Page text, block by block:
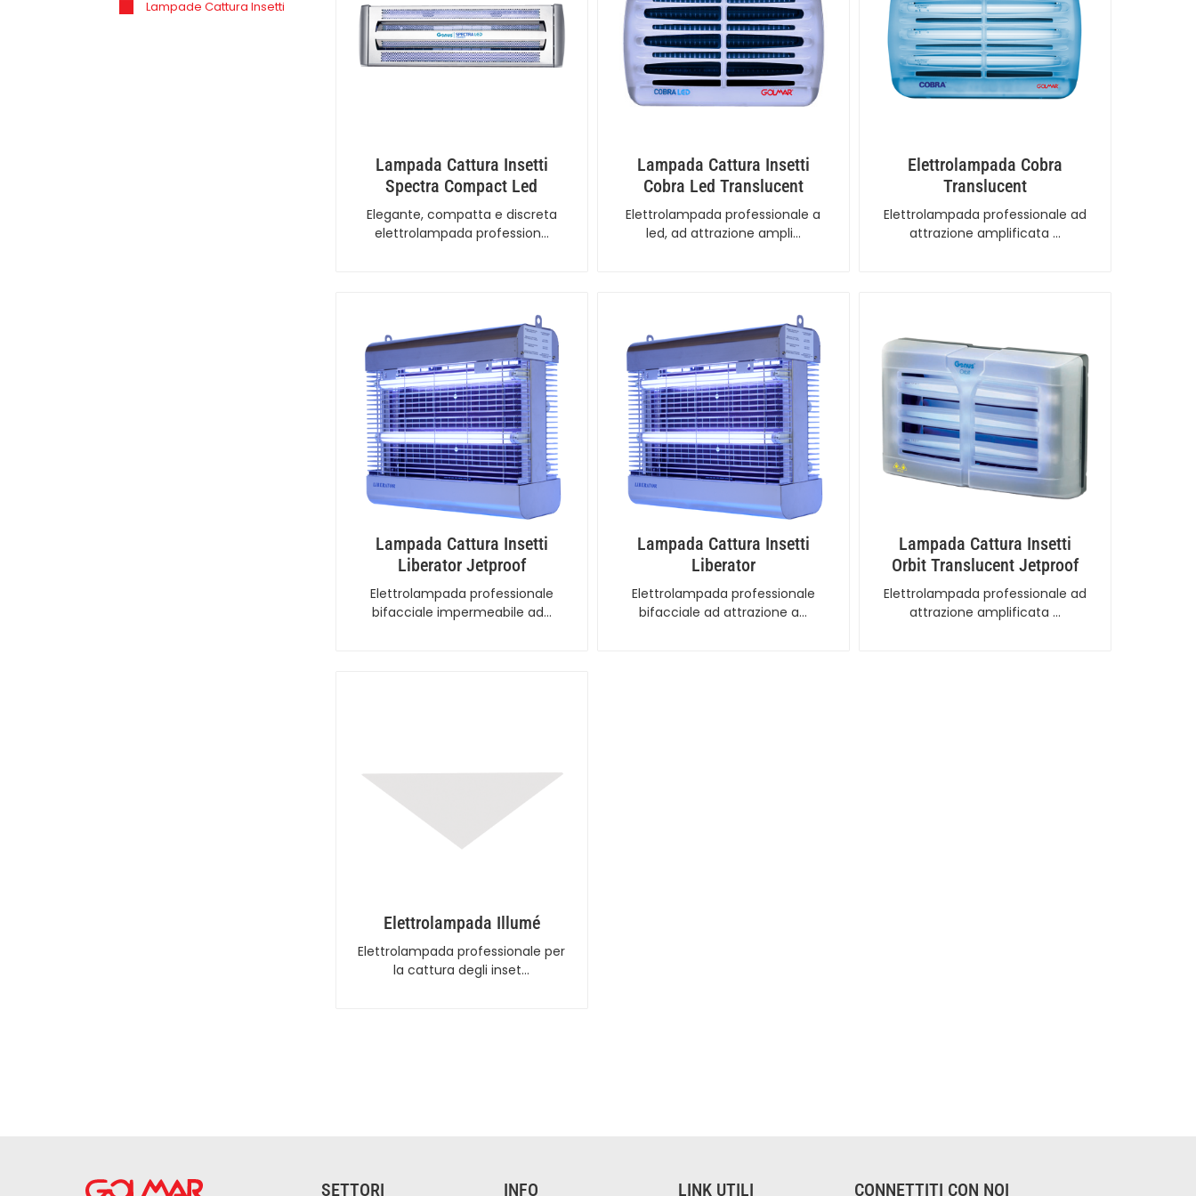
Lampade Cattura Insetti
Lampada Cattura Insetti
Spectra Compact Led
Elegante, compatta e discreta
elettrolampada profession…
Lampada Cattura Insetti
Cobra Led Translucent
Elettrolampada professionale a
led, ad attrazione ampli…
Elettrolampada Cobra
Translucent
Elettrolampada professionale ad
attrazione amplificata …
Lampada Cattura Insetti
Liberator Jetproof
Elettrolampada professionale
bifacciale impermeabile ad…
Lampada Cattura Insetti
Liberator
Elettrolampada professionale
bifacciale ad attrazione a…
Lampada Cattura Insetti
Orbit Translucent Jetproof
Elettrolampada professionale ad
attrazione amplificata …
Elettrolampada Illumé
Elettrolampada professionale per
la cattura degli inset…
SETTORI INFO LINK UTILI CONNETTITI CON NOI